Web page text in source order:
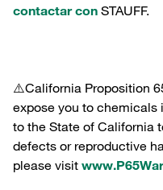
contactar con STAUFF.
⚠️California Proposition
expose you to chemicals
to the State of California
defects or reproductive
please visit